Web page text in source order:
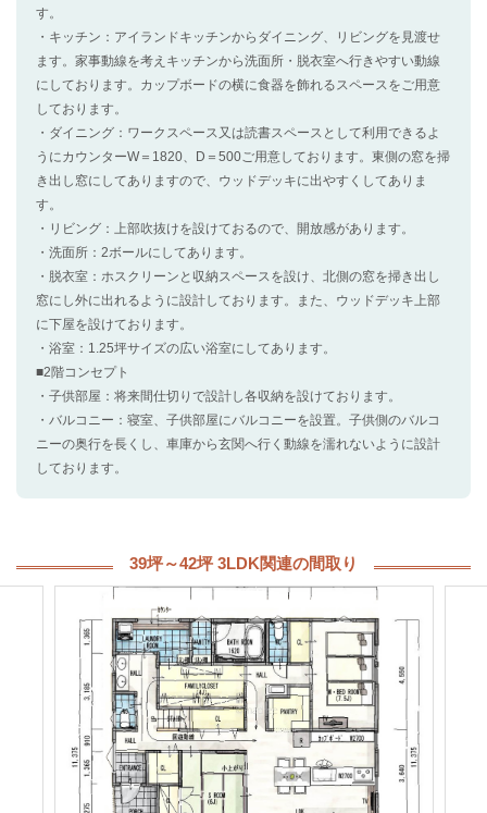
す。
・キッチン：アイランドキッチンからダイニング、リビングを見渡せ
ます。家事動線を考えキッチンから洗面所・脱衣室へ行きやすい動線
にしております。カップボードの横に食器を飾れるスペースをご用意
しております。
・ダイニング：ワークスペース又は読書スペースとして利用できるよ
うにカウンターW＝1820、D＝500ご用意しております。東側の窓を掃
き出し窓にしてありますので、ウッドデッキに出やすくしてありま
す。
・リビング：上部吹抜けを設けておるので、開放感があります。
・洗面所：2ボールにしてあります。
・脱衣室：ホスクリーンと収納スペースを設け、北側の窓を掃き出し
窓にし外に出れるように設計しております。また、ウッドデッキ上部
に下屋を設けております。
・浴室：1.25坪サイズの広い浴室にしてあります。
■2階コンセプト
・子供部屋：将来間仕切りで設計し各収納を設けております。
・バルコニー：寝室、子供部屋にバルコニーを設置。子供側のバルコ
ニーの奥行を長くし、車庫から玄関へ行く動線を濡れないように設計
しております。
39坪～42坪 3LDK関連の間取り